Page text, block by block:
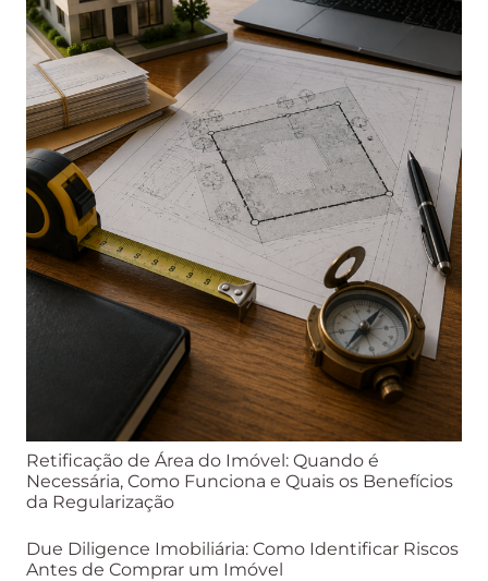
Retificação de Área do Imóvel: Quando é
Necessária, Como Funciona e Quais os Benefícios
da Regularização
Due Diligence Imobiliária: Como Identificar Riscos
Antes de Comprar um Imóvel